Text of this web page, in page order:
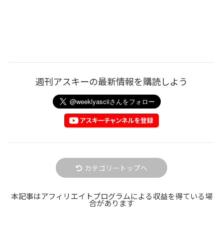
週刊アスキーの最新情報を購読しよう
カテゴリートップへ
本記事はアフィリエイトプログラムによる収益を得ている場
合があります